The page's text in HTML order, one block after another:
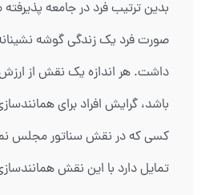
بدین ترتیب فرد در جامعه
صورت فرد یک زندگی گوشه
داشت. هر اندازه یک نقش از ارزش
باشد، گرایش افراد برای
کسی که در نقش سناتور مجلس
تمایل دارد با این نقش